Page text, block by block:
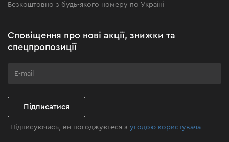
Клуб майстерності
Безкоштовно з будь-якого номеру по Україні
Сповіщення про нові акції, знижки та
спецпропозиції
Підписатися
Підписуючись, ви погоджуєтеся зугодою користувача